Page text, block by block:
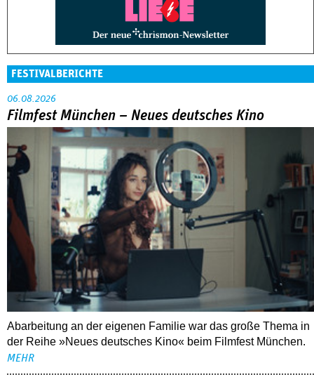
FESTIVALBERICHTE
06.08.2026
Filmfest München – Neues deutsches Kino
Abarbeitung an der eigenen Familie war das große Thema in
der Reihe »Neues deutsches Kino« beim Filmfest München.
MEHR